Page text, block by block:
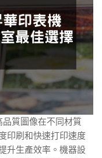
質圖像在不同材質
印刷和快速打印速度
升生產效率。機器設